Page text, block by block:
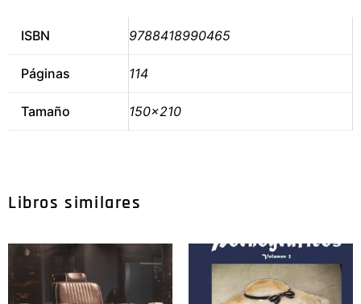
ISBN 9788418990465
Páginas 114
Tamaño 150×210
Libros similares